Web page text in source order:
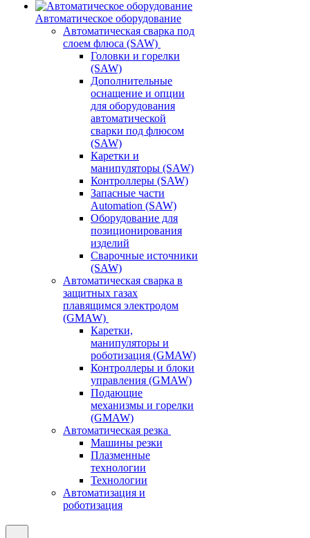
Автоматическое оборудование
Автоматическая сварка под
слоем флюса (SAW)
Головки и горелки
(SAW)
Дополнительные
оснащение и опции
для оборудования
автоматической
сварки под флюсом
(SAW)
Каретки и
манипуляторы (SAW)
Контроллеры (SAW)
Запасные части
Automation (SAW)
Оборудование для
позиционирования
изделий
Сварочные источники
(SAW)
Автоматическая сварка в
защитных газах
плавящимся электродом
(GMAW)
Каретки,
манипуляторы и
роботизация (GMAW)
Контроллеры и блоки
управления (GMAW)
Подающие
механизмы и горелки
(GMAW)
Автоматическая резка
Машины резки
Плазменные
технологии
Технологии
Автоматизация и
роботизация